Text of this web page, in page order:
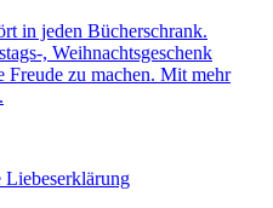
in jeden Bücherschrank.
, Weihnachtsgeschenk
Freude zu machen. Mit mehr